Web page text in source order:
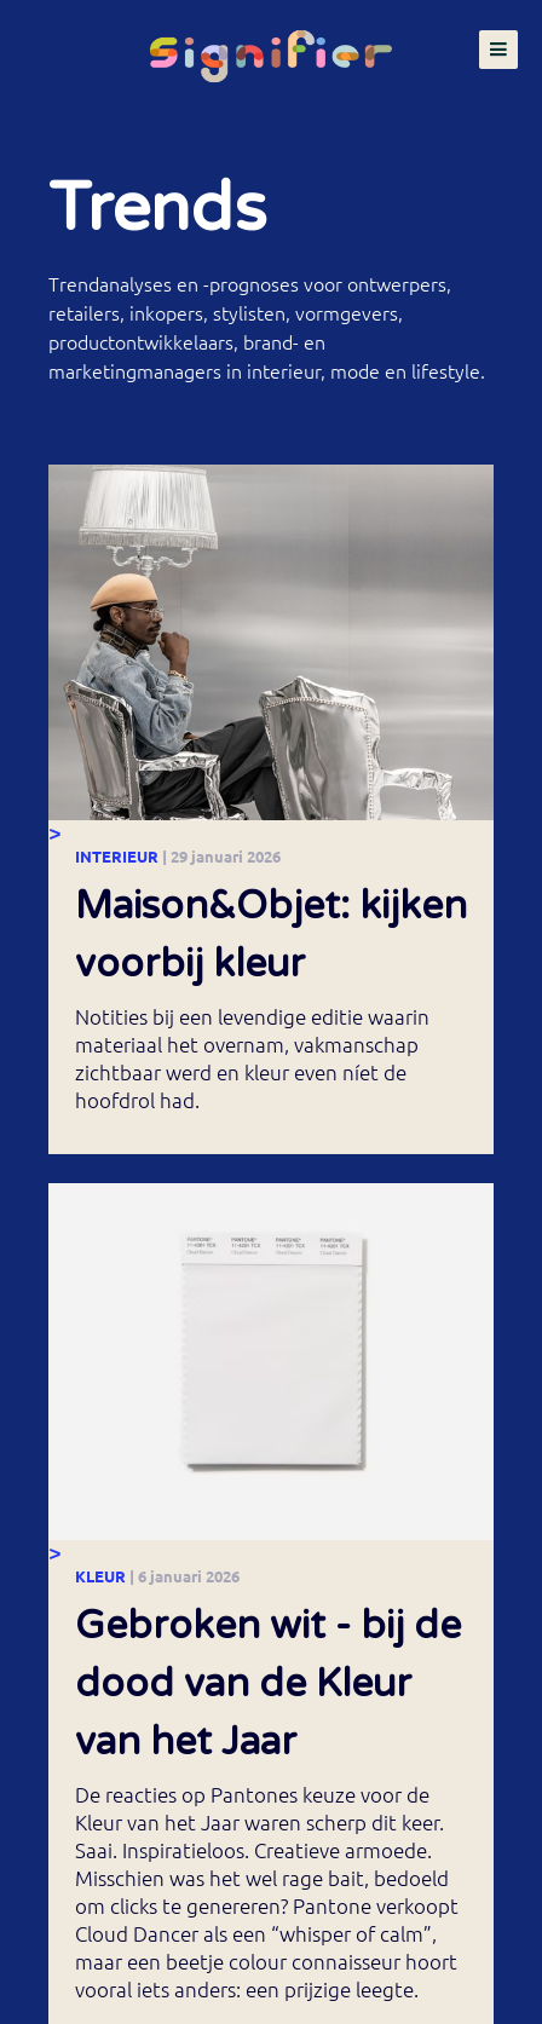
Trends
Trendanalyses en -prognoses voor ontwerpers,
retailers, inkopers, stylisten, vormgevers,
productontwikkelaars, brand- en
marketingmanagers in interieur, mode en lifestyle.
>
INTERIEUR | 29 januari 2026
Maison&Objet: kijken
voorbij kleur
Notities bij een levendige editie waarin
materiaal het overnam, vakmanschap
zichtbaar werd en kleur even níet de
hoofdrol had.
>
KLEUR | 6 januari 2026
Gebroken wit - bij de
dood van de Kleur
van het Jaar
De reacties op Pantones keuze voor de
Kleur van het Jaar waren scherp dit keer.
Saai. Inspiratieloos. Creatieve armoede.
Misschien was het wel rage bait, bedoeld
om clicks te genereren? Pantone verkoopt
Cloud Dancer als een “whisper of calm”,
maar een beetje colour connaisseur hoort
vooral iets anders: een prijzige leegte.